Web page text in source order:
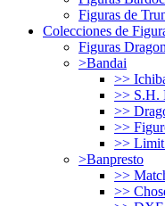
Figuras de
Colecciones de
Figuras
>Bandai
>>
>> S.H.
>>
>>
>> Limit
>Banpresto
>>
>>